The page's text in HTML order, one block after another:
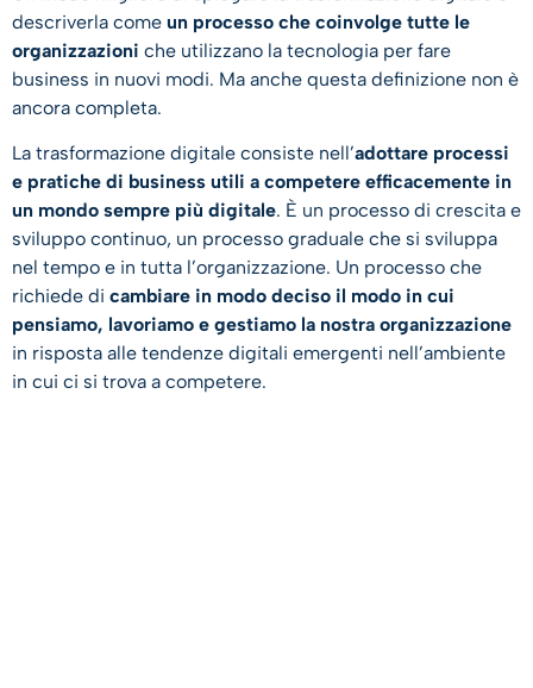
descriverla come un processo che coinvolge tutte le
organizzazioni che utilizzano la tecnologia per fare
business in nuovi modi. Ma anche questa definizione non è
ancora completa.
La trasformazione digitale consiste nell’adottare processi
e pratiche di business utili a competere efficacemente in
un mondo sempre più digitale. È un processo di crescita e
sviluppo continuo, un processo graduale che si sviluppa
nel tempo e in tutta l’organizzazione. Un processo che
richiede di cambiare in modo deciso il modo in cui
pensiamo, lavoriamo e gestiamo la nostra organizzazione
in risposta alle tendenze digitali emergenti nell’ambiente
in cui ci si trova a competere.